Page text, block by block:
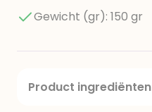
Gewicht (gr): 150 gr
Product ingrediënten